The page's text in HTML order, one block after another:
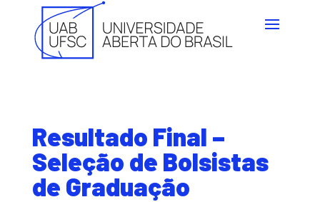
Resultado Final –
Seleção de Bolsistas
de Graduação